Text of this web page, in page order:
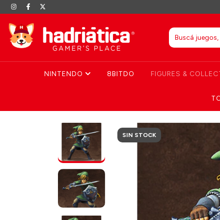
NINTENDO 8BITDO FIGURES &
SIN STOCK